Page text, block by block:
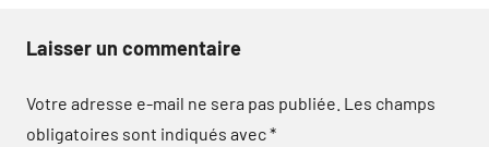
Laisser un commentaire
Votre adresse e-mail ne sera pas publiée. Les champs
obligatoires sont indiqués avec*